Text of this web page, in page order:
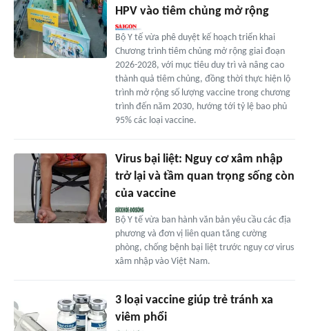
HPV vào tiêm chủng mở rộng
Bộ Y tế vừa phê duyệt kế hoạch triển khai
Chương trình tiêm chủng mở rộng giai đoạn
2026-2028, với mục tiêu duy trì và nâng cao
thành quả tiêm chủng, đồng thời thực hiện lộ
trình mở rộng số lượng vaccine trong chương
trình đến năm 2030, hướng tới tỷ lệ bao phủ
95% các loại vaccine.
Virus bại liệt: Nguy cơ xâm nhập
trở lại và tầm quan trọng sống còn
của vaccine
Bộ Y tế vừa ban hành văn bản yêu cầu các địa
phương và đơn vị liên quan tăng cường
phòng, chống bệnh bại liệt trước nguy cơ virus
xâm nhập vào Việt Nam.
3 loại vaccine giúp trẻ tránh xa
viêm phổi